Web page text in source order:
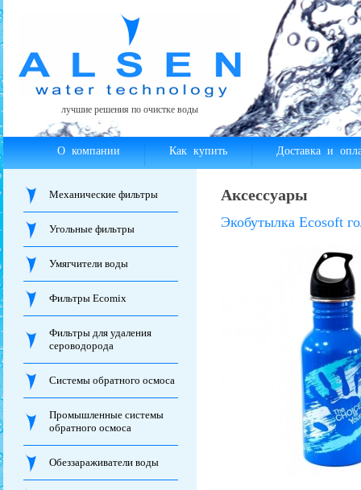
лучшие решения по очистке воды
О компании Как купить Доставка и
Механические фильтры
Угольные фильтры
Умягчители воды
Фильтры Ecomix
Фильтры для удаления
сероводорода
Системы обратного осмоса
Промышленные системы
обратного осмоса
Обеззараживатели воды
Аксессуары
Экобутылка Ecosoft